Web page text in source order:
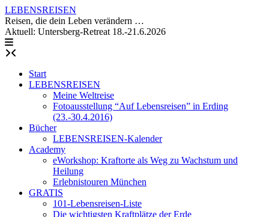
Skip
to
content
LEBENSREISEN
Reisen, die dein Leben verändern …
Aktuell: Untersberg-Retreat 18.-21.6.2026
Start
LEBENSREISEN
Meine Weltreise
Fotoausstellung “Auf Lebensreisen” in Erding
(23.-30.4.2016)
Bücher
LEBENSREISEN-Kalender
Academy
eWorkshop: Kraftorte als Weg zu Wachstum und
Heilung
Erlebnistouren München
GRATIS
101-Lebensreisen-Liste
Die wichtigsten Kraftplätze der Erde